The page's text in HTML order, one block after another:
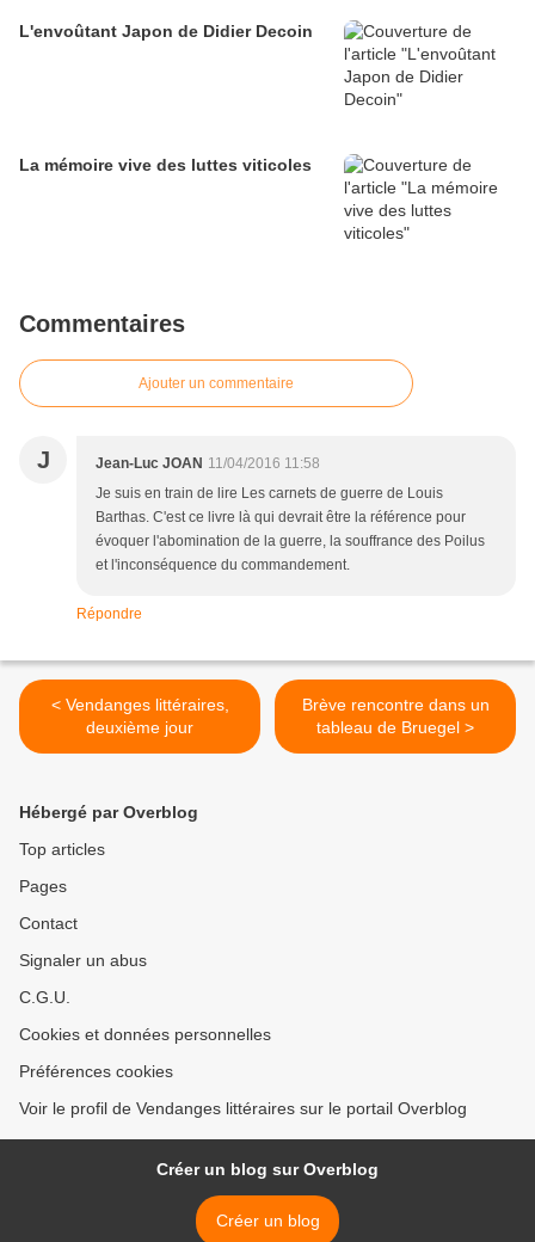
L'envoûtant Japon de Didier Decoin
La mémoire vive des luttes viticoles
Commentaires
Ajouter un commentaire
J Jean-Luc JOAN 11/04/2016 11:58
Je suis en train de lire Les carnets de guerre de Louis
Barthas. C'est ce livre là qui devrait être la référence pour
évoquer l'abomination de la guerre, la souffrance des Poilus
et l'inconséquence du commandement.
Répondre
< Vendanges littéraires,
deuxième jour
Brève rencontre dans un
tableau de Bruegel >
Hébergé par Overblog
Top articles
Pages
Contact
Signaler un abus
C.G.U.
Cookies et données personnelles
Préférences cookies
Voir le profil de Vendanges littéraires sur le portail Overblog
Créer un blog sur Overblog
Créer un blog